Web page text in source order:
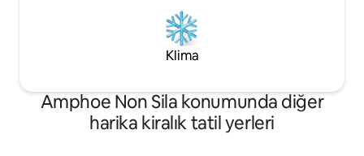
Klima
Amphoe Non Sila konumunda diğer
harika kiralık tatil yerleri